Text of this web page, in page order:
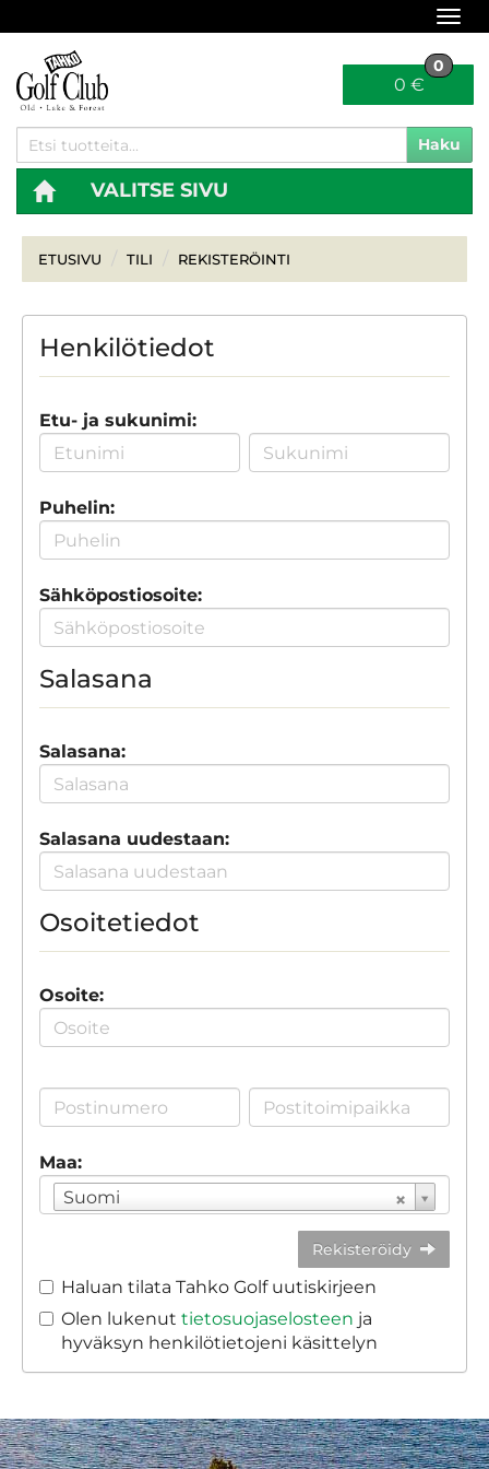
0 €
0
Haku
VALITSE SIVU
ETUSIVU TILI REKISTERÖINTI
Henkilötiedot
Etu- ja sukunimi:
Puhelin:
Sähköpostiosoite:
Salasana
Salasana:
Salasana uudestaan:
Osoitetiedot
Osoite:
Maa:
Suomi
Rekisteröidy
Haluan tilata Tahko Golf uutiskirjeen
Olen lukenut tietosuojaselosteen ja
hyväksyn henkilötietojeni käsittelyn